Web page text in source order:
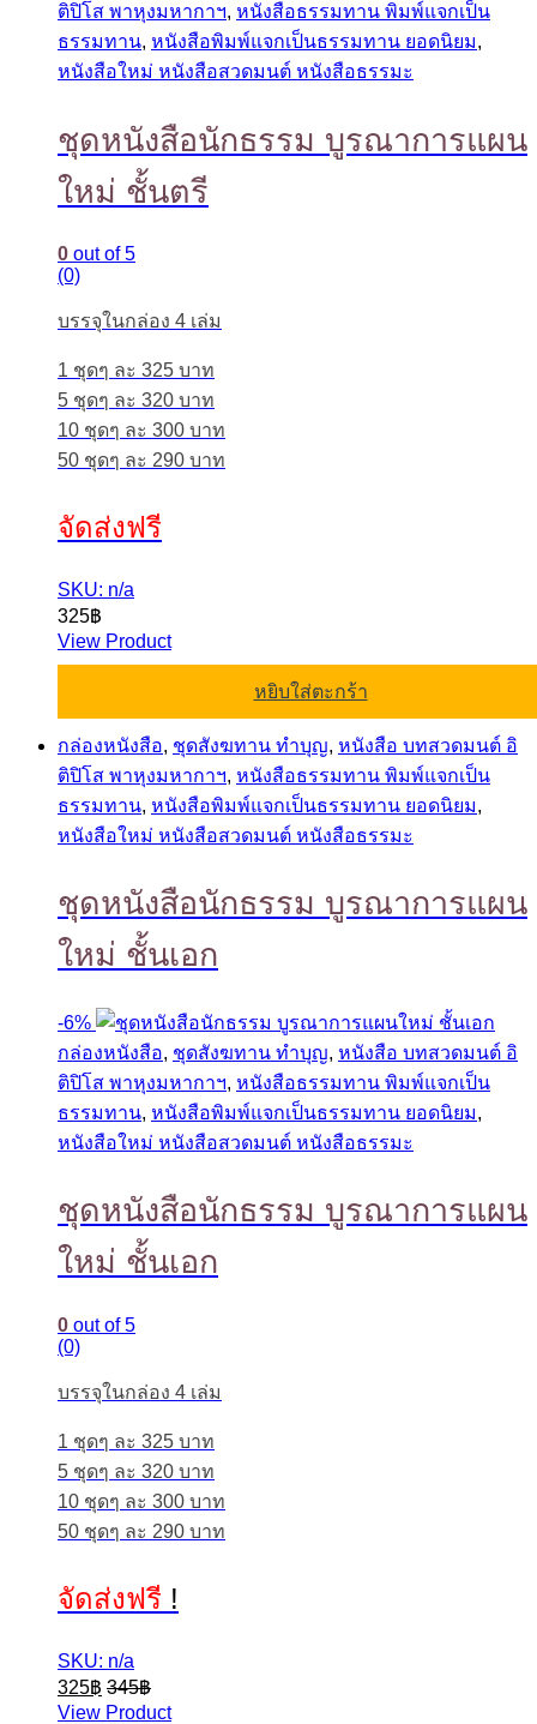
ติปิโส พาหุงมหากาฯ, หนังสือธรรมทาน พิมพ์แจกเป็น
ธรรมทาน, หนังสือพิมพ์แจกเป็นธรรมทาน ยอดนิยม,
หนังสือใหม่ หนังสือสวดมนต์ หนังสือธรรมะ
ชุดหนังสือนักธรรม บูรณาการแผน
ใหม่ ชั้นตรี
0 out of 5
(0)
บรรจุในกล่อง 4 เล่ม
1 ชุดๆ ละ 325 บาท
5 ชุดๆ ละ 320 บาท
10 ชุดๆ ละ 300 บาท
50 ชุดๆ ละ 290 บาท
จัดส่งฟรี
SKU: n/a
325฿
View Product
หยิบใส่ตะกร้า
กล่องหนังสือ, ชุดสังฆทาน ทำบุญ, หนังสือ บทสวดมนต์ อิ
ติปิโส พาหุงมหากาฯ, หนังสือธรรมทาน พิมพ์แจกเป็น
ธรรมทาน, หนังสือพิมพ์แจกเป็นธรรมทาน ยอดนิยม,
หนังสือใหม่ หนังสือสวดมนต์ หนังสือธรรมะ
ชุดหนังสือนักธรรม บูรณาการแผน
ใหม่ ชั้นเอก
-6%
กล่องหนังสือ, ชุดสังฆทาน ทำบุญ, หนังสือ บทสวดมนต์ อิ
ติปิโส พาหุงมหากาฯ, หนังสือธรรมทาน พิมพ์แจกเป็น
ธรรมทาน, หนังสือพิมพ์แจกเป็นธรรมทาน ยอดนิยม,
หนังสือใหม่ หนังสือสวดมนต์ หนังสือธรรมะ
ชุดหนังสือนักธรรม บูรณาการแผน
ใหม่ ชั้นเอก
0 out of 5
(0)
บรรจุในกล่อง 4 เล่ม
1 ชุดๆ ละ 325 บาท
5 ชุดๆ ละ 320 บาท
10 ชุดๆ ละ 300 บาท
50 ชุดๆ ละ 290 บาท
จัดส่งฟรี !
SKU: n/a
325฿ 345฿
View Product